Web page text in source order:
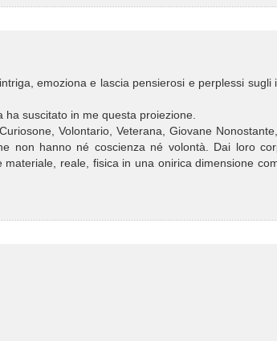
emoziona e lascia pensierosi e perplessi sugli
suscitato in me questa proiezione.
Volontario, Veterana, Giovane
non hanno né coscienza né volontà. Dai loro
reale, fisica in una onirica dimensione